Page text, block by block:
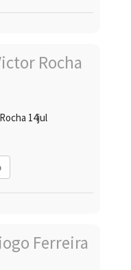
14jul